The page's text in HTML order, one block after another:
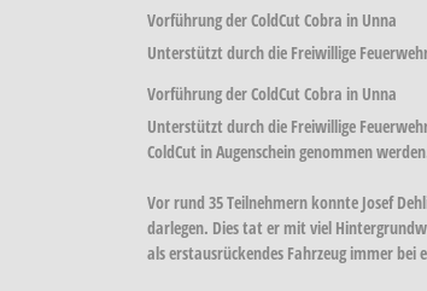
Vorführung der ColdCut Cobra in Unna
Unterstützt durch die Freiwillige
Vorführung der ColdCut Cobra in Unna
Unterstützt durch die Freiwillige
ColdCut in Augenschein genommen
Vor rund 35 Teilnehmern konnte Josef
darlegen. Dies tat er mit viel
als erstausrückendes Fahrzeug immer